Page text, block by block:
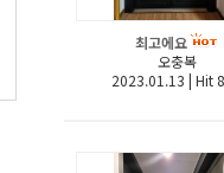
최고에요
오충복
2023.01.13 | Hit